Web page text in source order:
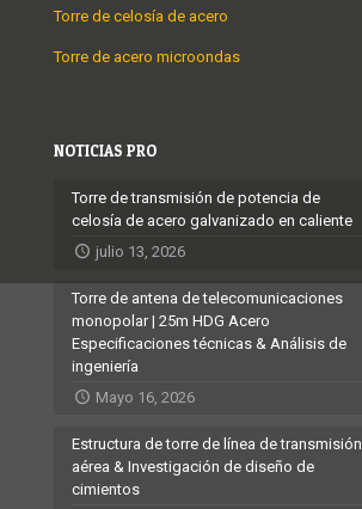
Torre de celosía de acero
Torre de acero microondas
NOTICIAS PRO
Torre de transmisión de potencia de
celosía de acero galvanizado en caliente
julio 13, 2026
Torre de antena de telecomunicaciones
monopolar | 25m HDG Acero
Especificaciones técnicas & Análisis de
ingeniería
Mayo 16, 2026
Estructura de torre de línea de transmisión
aérea & Investigación de diseño de
cimientos